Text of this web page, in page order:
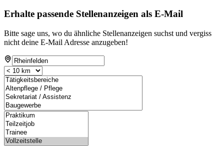
Erhalte passende Stellenanzeigen als E-Mail
Bitte sage uns, wo du ähnliche Stellenanzeigen suchst und vergiss
nicht deine E-Mail Adresse anzugeben!